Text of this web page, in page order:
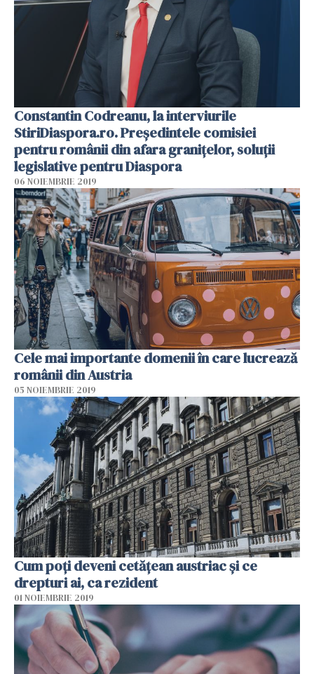
Constantin Codreanu, la interviurile
StiriDiaspora.ro. Președintele comisiei
pentru românii din afara granițelor, soluții
legislative pentru Diaspora
06 NOIEMBRIE 2019
Cele mai importante domenii în care lucrează
românii din Austria
05 NOIEMBRIE 2019
Cum poți deveni cetățean austriac și ce
drepturi ai, ca rezident
01 NOIEMBRIE 2019